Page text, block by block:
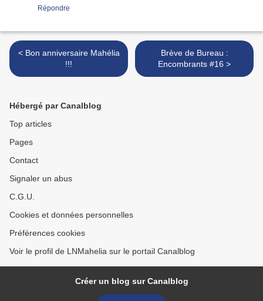
Répondre
< Bon anniversaire Mahélia
!!!
Brève de Bureau :
Encombrants #16 >
Hébergé par Canalblog
Top articles
Pages
Contact
Signaler un abus
C.G.U.
Cookies et données personnelles
Préférences cookies
Voir le profil de LNMahelia sur le portail Canalblog
Créer un blog sur Canalblog